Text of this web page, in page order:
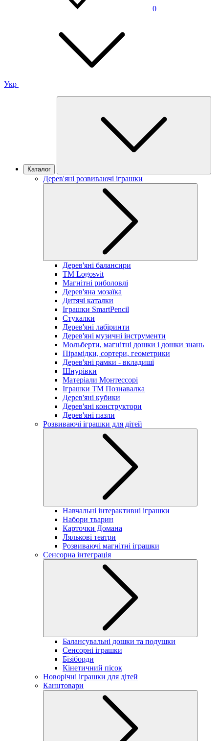
0
Укр
Каталог
Дерев'яні розвиваючі іграшки
Дерев'яні балансири
TM Logosvit
Магнітні риболовлі
Дерев'яна мозаїка
Дитячі каталки
Іграшки SmartPencil
Стукалки
Дерев'яні лабіринти
Дерев'яні музичні інструменти
Мольберти, магнітні дошки і дошки знань
Пірамідки, сортери, геометрики
Дерев'яні рамки - вкладиші
Шнурівки
Матеріали Монтессорі
Іграшки ТМ Познавалка
Дерев'яні кубики
Дерев'яні конструктори
Дерев'яні пазли
Розвиваючі іграшки для дітей
Навчальні інтерактивні іграшки
Набори тварин
Карточки Домана
Лялькові театри
Розвиваючі магнітні іграшки
Сенсорна інтеграція
Балансувальні дошки та подушки
Сенсорні іграшки
Бізіборди
Кінетичний пісок
Новорічні іграшки для дітей
Канцтовари